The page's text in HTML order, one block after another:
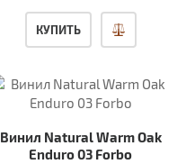
КУПИТЬ
Винил Natural Warm Oak
Enduro 03 Forbo